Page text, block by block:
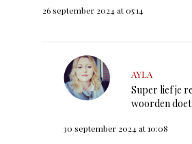
26 september 2024 at 05:14
AYLA
Super lief je
woorden doet
30 september 2024 at 10:08